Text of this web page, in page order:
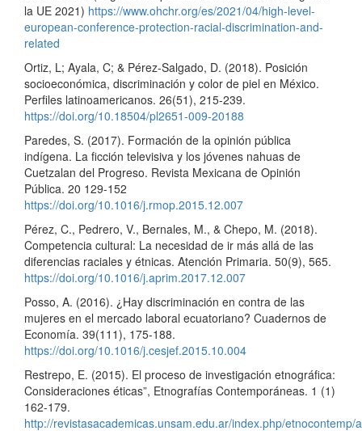
la UE 2021) https://www.ohchr.org/es/2021/04/high-level-
european-conference-protection-racial-discrimination-and-
related
Ortiz, L; Ayala, C; & Pérez-Salgado, D. (2018). Posición
socioeconómica, discriminación y color de piel en México.
Perfiles latinoamericanos. 26(51), 215-239.
https://doi.org/10.18504/pl2651-009-20188
Paredes, S. (2017). Formación de la opinión pública
indígena. La ficción televisiva y los jóvenes nahuas de
Cuetzalan del Progreso. Revista Mexicana de Opinión
Pública. 20 129-152
https://doi.org/10.1016/j.rmop.2015.12.007
Pérez, C., Pedrero, V., Bernales, M., & Chepo, M. (2018).
Competencia cultural: La necesidad de ir más allá de las
diferencias raciales y étnicas. Atención Primaria. 50(9), 565.
https://doi.org/10.1016/j.aprim.2017.12.007
Posso, A. (2016). ¿Hay discriminación en contra de las
mujeres en el mercado laboral ecuatoriano? Cuadernos de
Economía. 39(111), 175-188.
https://doi.org/10.1016/j.cesjef.2015.10.004
Restrepo, E. (2015). El proceso de investigación etnográfica:
Consideraciones éticas”, Etnografías Contemporáneas. 1 (1)
162-179.
http://revistasacademicas.unsam.edu.ar/index.php/etnocontemp/